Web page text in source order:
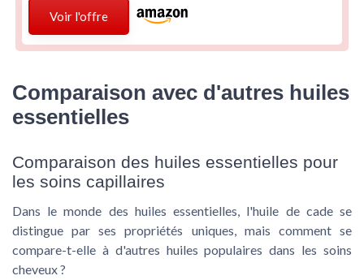
Voir l'offre
Comparaison avec d'autres huiles
essentielles
Comparaison des huiles essentielles pour
les soins capillaires
Dans le monde des huiles essentielles, l'huile de cadese
distingue par ses propriétés uniques, mais comment se
compare-t-elle à d'autres huiles populaires dans les soins
cheveux?